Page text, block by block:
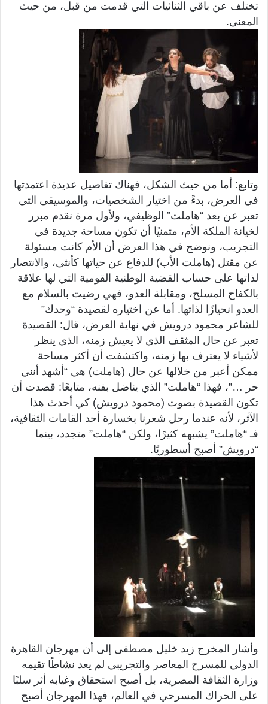
تختلف عن باقي الثنائيات التي قدمت من قبل، من حيث
المعنى.
وتابع: أما من حيث الشكل، فهناك تفاصيل عديدة اعتمدتها
في العرض، بدءً من اختيار الشخصيات، والموسيقى التي
تعبر عن بعد “هاملت” الوظيفي، ولأول مرة نقدم مبرر
لخيانة الملكة الأم، متمنيًا أن تكون مساحة جديدة في
التجريب، ونوضح في هذا العرض أن الأم كانت مسئولة
عن مقتل (هاملت الأب) للدفاع عن حياتها كأنثى، والانتصار
لذاتها على حساب القضية الوطنية القومية التي لها علاقة
بالكفاح المسلح، ومقابلة العدو، فهي رضيت بالسلام مع
العدو انحيازًا لذاتها. أما عن اختياره لقصيدة “وحدك”
للشاعر محمود درويش في نهاية العرض، قال: القصيدة
تعبر عن حال المثقف الذي لا يعيش زمنه، الذي ينظر
لأشياء لا يعترف بها زمنه، واكتشفت أن أكثر مساحة
ممكن أعبر من خلالها عن حال (هاملت) هي “أشهد أنني
حر …”، فهذا “هاملت” الذي يناضل بفنه، متابعًا: قصدت أن
تكون القصيدة بصوت (محمود درويش) كي أحدث هذا
الآثر، لأنه عندما رحل شعرنا بخسارة أحد القامات الثقافية،
فـ “هاملت” يشبهه كثيرًا، ولكن “هاملت” متجدد، بينما
“درويش” أصبح أسطوريًا.
وأشار المخرج زيد خليل مصطفى إلى أن مهرجان القاهرة
الدولي للمسرح المعاصر والتجريبي لم يعد نشاطًا تقيمه
وزارة الثقافة المصرية، بل أصبح استحقاق وغيابه أثر سلبًا
على الحراك المسرحي في العالم، فهذا المهرجان أصبح